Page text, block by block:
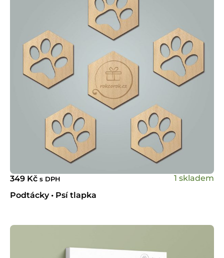
349 Kč s DPH
1 skladem
Podtácky • Psí tlapka